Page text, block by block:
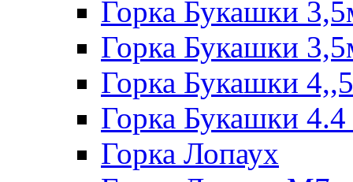
Горка Букашки
Горка Букашки
Горка Букашки
Горка Букашки
Горка Лопаух